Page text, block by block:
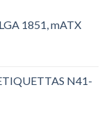
1851, mATX
N41-